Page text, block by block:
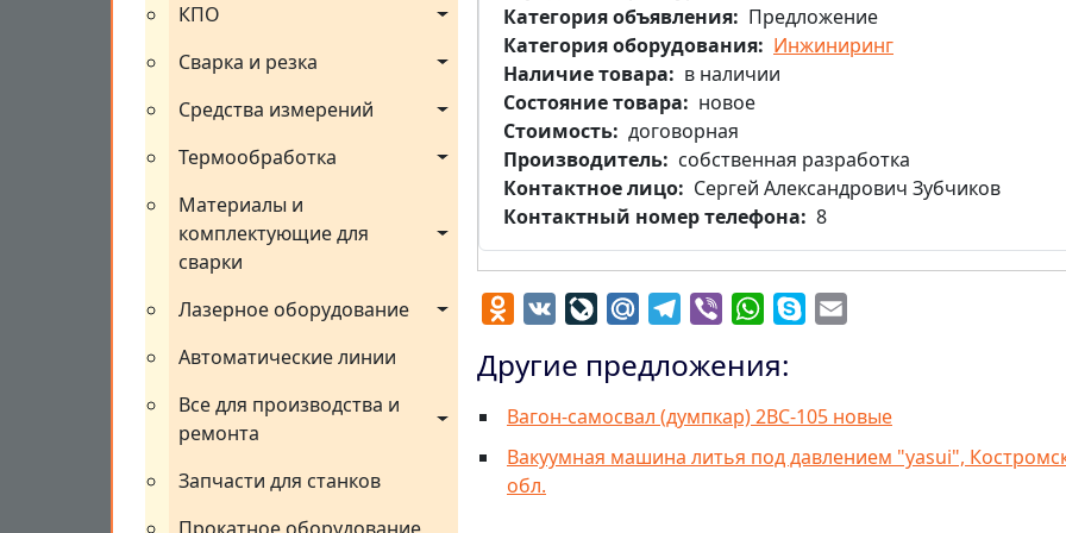
КПО
Сварка и резка
Средства измерений
Термообработка
Материалы и
комплектующие для
сварки
Лазерное оборудование
Автоматические линии
Все для производства и
ремонта
Запчасти для станков
Категория объявления
Предложение
Категория оборудования
Инжиниринг
Наличие товара
в наличии
Состояние товара
новое
Стоимость договорная
Производитель
собственная разработка
Контактное лицо
Сергей Александрович Зубчиков
Контактный номер телефона
8
Odnoklassniki
VK LiveJournal
Mail.RuTelegram
Viber WhatsApp
Skype
Другие предложения:
Вагон-самосвал (думпкар) 2ВС-105 новые
Вакуумная машина литья под давлением "yasui",
обл.